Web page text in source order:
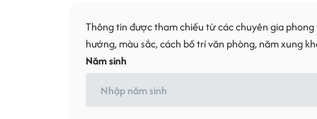
Thông tin được tham chiếu từ các chuyên gia
hướng, màu sắc, cách bố trí văn phòng, năm xung
Năm sinh